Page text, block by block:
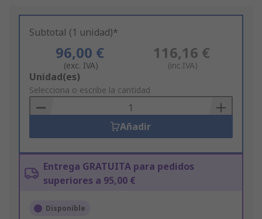
Subtotal (1 unidad)*
96,00 €
(exc. IVA)
116,16 €
(inc.IVA)
Add
to
Basket
Unidad(es)
Selecciona o escribe la cantidad
Añadir
Entrega GRATUITA para pedidos
superiores a 95,00 €
Disponible